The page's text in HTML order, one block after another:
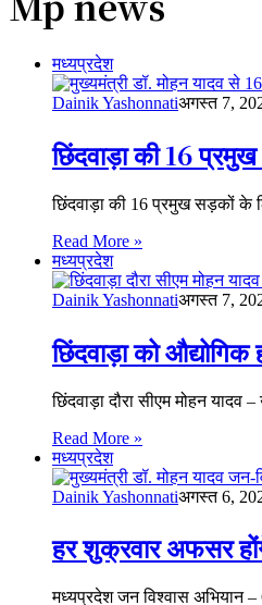
मध्यप्रदेश
Dainik Yashonnatiअगस्त 7,
छिंदवाड़ा की 16
छिंदवाड़ा की 16 प्रमुख सड़कों के
Read More »
मध्यप्रदेश
Dainik Yashonnatiअगस्त 7,
छिंदवाड़ा को
छिंदवाड़ा दौरा सीएम मोहन
Read More »
मध्यप्रदेश
Dainik Yashonnatiअगस्त 6,
हर शुक्रवार अफसर
मध्यप्रदेश जन विश्वास अभियान